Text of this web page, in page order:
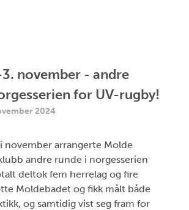
november - andre
for UV-rugby!
2024
november arrangerte Molde
andre runde i norgesserien
deltok fem herrelag og fire
Moldebadet og fikk målt både
og samtidig vist seg fram for